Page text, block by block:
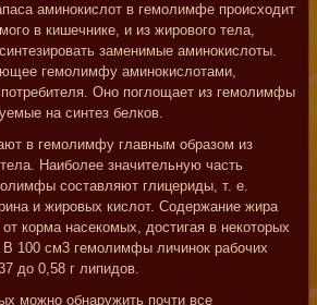
аминокислот в гемолимфе происходит
в кишечнике, и из жирового тела,
заменимые аминокислоты.
гемолимфу аминокислотами,
Оно поглощает из гемолимфы
на синтез белков.
в гемолимфу главным образом из
Наиболее значительную часть
составляют глицериды, т. е.
и жировых кислот. Содержание жира
от корма насекомых, достигая в некоторых
100 см3 гемолимфы личинок рабочих
до 0,58 г липидов.
можно обнаружить почти все